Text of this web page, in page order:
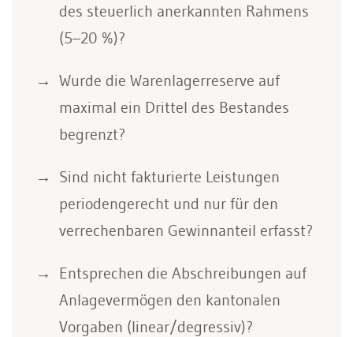
des steuerlich anerkannten Rahmens
(5–20 %)?
Wurde die Warenlagerreserve auf
maximal ein Drittel des Bestandes
begrenzt?
Sind nicht fakturierte Leistungen
periodengerecht und nur für den
verrechenbaren Gewinnanteil erfasst?
Entsprechen die Abschreibungen auf
Anlagevermögen den kantonalen
Vorgaben (linear/degressiv)?